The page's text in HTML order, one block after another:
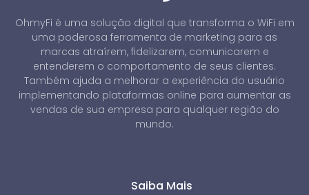
OhmyFi é uma solução digital que transforma o WiFi em
uma poderosa ferramenta de marketing para as
marcas atraírem, fidelizarem, comunicarem e
entenderem o comportamento de seus clientes.
Também ajuda a melhorar a experiência do usuário
implementando plataformas online para aumentar as
vendas de sua empresa para qualquer região do
mundo.
Saiba Mais